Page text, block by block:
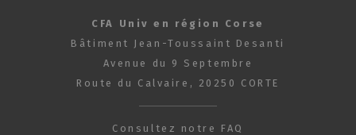
CFA Univ en région Corse
Bâtiment Jean-Toussaint Desanti
Avenue du 9 Septembre
Route du Calvaire, 20250 CORTE
Consultez notre FAQ